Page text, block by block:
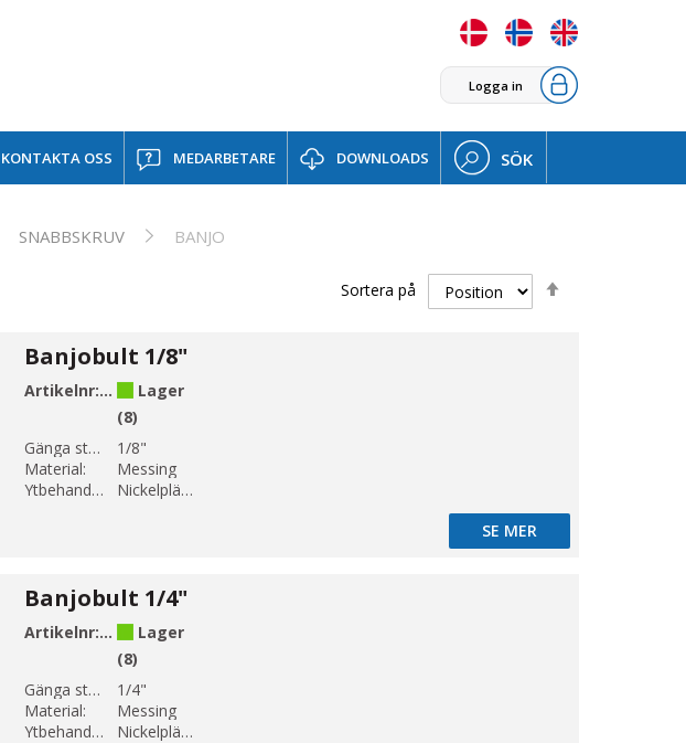
Logga in
KONTAKTA OSS MEDARBETARE DOWNLOADS SÖK
SNABBSKRUV BANJO
Sortera på
Banjobult 1/8"
Artikelnr:E100-2Lager
(8)
Gänga storlek 1:
1/8"
Material:
Messing
Ytbehandling:
Nickelpläterad
SE MER
Banjobult 1/4"
Artikelnr:E100-3Lager
(8)
Gänga storlek 1:
1/4"
Material:
Messing
Ytbehandling:
Nickelpläterad